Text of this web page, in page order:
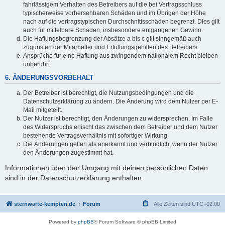
fahrlässigem Verhalten des Betreibers auf die bei Vertragsschluss
typischerweise vorhersehbaren Schäden und im Übrigen der Höhe
nach auf die vertragstypischen Durchschnittsschäden begrenzt. Dies gilt
auch für mittelbare Schäden, insbesondere entgangenen Gewinn.
Die Haftungsbegrenzung der Absätze a bis c gilt sinngemäß auch
zugunsten der Mitarbeiter und Erfüllungsgehilfen des Betreibers.
Ansprüche für eine Haftung aus zwingendem nationalem Recht bleiben
unberührt.
6. ÄNDERUNGSVORBEHALT
Der Betreiber ist berechtigt, die Nutzungsbedingungen und die
Datenschutzerklärung zu ändern. Die Änderung wird dem Nutzer per E-
Mail mitgeteilt.
Der Nutzer ist berechtigt, den Änderungen zu widersprechen. Im Falle
des Widerspruchs erlischt das zwischen dem Betreiber und dem Nutzer
bestehende Vertragsverhältnis mit sofortiger Wirkung.
Die Änderungen gelten als anerkannt und verbindlich, wenn der Nutzer
den Änderungen zugestimmt hat.
Informationen über den Umgang mit deinen persönlichen Daten
sind in der Datenschutzerklärung enthalten.
sternwarte-kempten.de Forum Alle Zeiten sind UTC+02:00
Powered by phpBB® Forum Software © phpBB Limited